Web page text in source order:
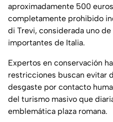
aproximadamente 500
completamente prohibido
di Trevi, considerada uno
importantes de Italia.
Expertos en conservación
restricciones buscan evitar
desgaste por contacto
del turismo masivo que
emblemática plaza romana.